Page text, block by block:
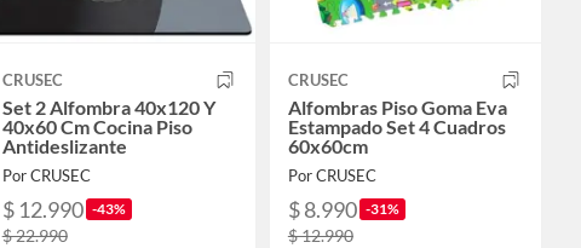
CRUSEC
Set 2 Alfombra 40x120 Y
40x60 Cm Cocina Piso
Antideslizante
Por CRUSEC
$ 12.990 -43%
$ 22.990
CRUSEC
Alfombras Piso Goma Eva
Estampado Set 4 Cuadros
60x60cm
Por CRUSEC
$ 8.990 -31%
$ 12.990